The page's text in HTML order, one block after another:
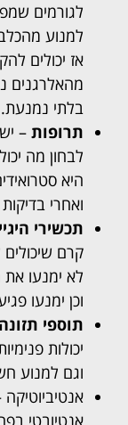
לגורמים
למנוע
אז יכולים
מהאלרגנים
בלתי נמנעת.
תרופות –
לבחון מה
היא
ואחרי
תכשירי
קרם
לא ימנעו את
וכן ימנעו
תוספי
יכולות
וגם למנוע
אנטיובטי